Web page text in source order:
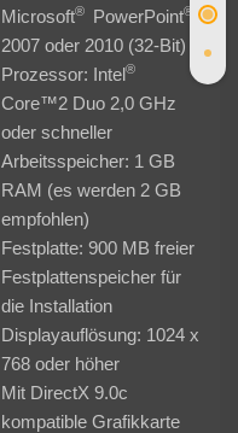
Microsoft® PowerPoint®
2007 oder 2010 (32-Bit)
Prozessor: Intel®
Core™2 Duo 2,0 GHz
oder schneller
Arbeitsspeicher: 1 GB
RAM (es werden 2 GB
empfohlen)
Festplatte: 900 MB freier
Festplattenspeicher für
die Installation
Displayauflösung: 1024 x
768 oder höher
Mit DirectX 9.0c
kompatible Grafikkarte